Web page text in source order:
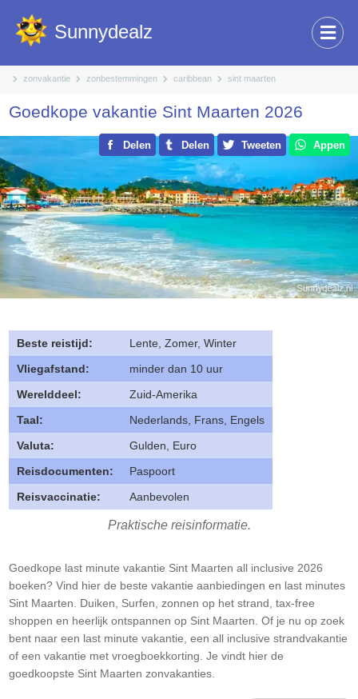
zonvakantie zonbestemmingen caribbean sint maarten
Sunnydealz
Goedkope vakantie Sint Maarten 2026
Delen Delen Tweeten Appen
Beste reistijd:
Lente, Zomer, Winter
Vliegafstand:
minder dan 10 uur
Werelddeel:
Zuid-Amerika
Taal:
Nederlands, Frans, Engels
Valuta:
Gulden, Euro
Reisdocumenten:
Paspoort
Reisvaccinatie:
Aanbevolen
Praktische reisinformatie.
Goedkope last minute vakantie Sint Maarten all inclusive 2026
boeken? Vind hier de beste vakantie aanbiedingen en last minutes
Sint Maarten. Duiken, Surfen, zonnen op het strand, tax-free
shoppen en heerlijk ontspannen op Sint Maarten. Of je nu op zoek
bent naar een last minute vakantie, een all inclusive strandvakantie
of een vakantie met vroegboekkorting. Je vindt hier de
goedkoopste Sint Maarten zonvakanties.